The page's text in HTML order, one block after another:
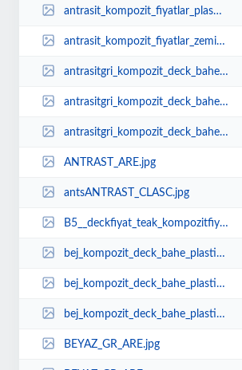
antrasit_kompozit_fiyatlar_plastik_ahsadeck_wpc.jpeg
antrasit_kompozit_fiyatlar_zemin_cephe_kaplama_deck_ahsapfiyat.jpeg
antrasitgri_kompozit_deck_bahe_plastik_ahap_zemin_duvar_kaplama_garden_terrac...
antrasitgri_kompozit_deck_bahe_plastik_ahap_zemin_duvar_kaplama_garden_terrac...
antrasitgri_kompozit_deck_bahe_plastik_ahap_zemin_duvar_kaplama_garden_terrac...
ANTRAST_ARE.jpg
antsANTRAST_CLASC.jpg
B5__deckfiyat_teak_kompozitfiyat_kompozitdeckfiyat_m2_zemin_kaplama_plastik_w...
bej_kompozit_deck_bahe_plastik_ahap_zemin_duvar_kaplama_garden_terrace.jpeg
bej_kompozit_deck_bahe_plastik_ahap_zemin_duvar_kaplama_garden_terrace_1.jpeg
bej_kompozit_deck_bahe_plastik_ahap_zemin_duvar_kaplama_garden_terrace_2.jpeg
BEYAZ_GR_ARE.jpg